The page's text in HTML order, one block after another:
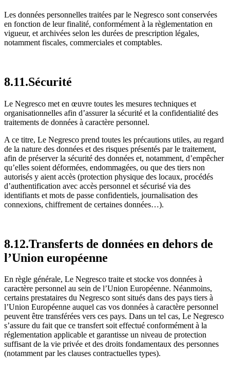
Les données personnelles traitées par le Negresco sont conservées
en fonction de leur finalité, conformément à la règlementation en
vigueur, et archivées selon les durées de prescription légales,
notamment fiscales, commerciales et comptables.
8.11.Sécurité
Le Negresco met en œuvre toutes les mesures techniques et
organisationnelles afin d’assurer la sécurité et la confidentialité des
traitements de données à caractère personnel.
A ce titre, Le Negresco prend toutes les précautions utiles, au regard
de la nature des données et des risques présentés par le traitement,
afin de préserver la sécurité des données et, notamment, d’empêcher
qu’elles soient déformées, endommagées, ou que des tiers non
autorisés y aient accès (protection physique des locaux, procédés
d’authentification avec accès personnel et sécurisé via des
identifiants et mots de passe confidentiels, journalisation des
connexions, chiffrement de certaines données…).
8.12.Transferts de données en dehors de
l’Union européenne
En règle générale, Le Negresco traite et stocke vos données à
caractère personnel au sein de l’Union Européenne. Néanmoins,
certains prestataires du Negresco sont situés dans des pays tiers à
l’Union Européenne auquel cas vos données à caractère personnel
peuvent être transférées vers ces pays. Dans un tel cas, Le Negresco
s’assure du fait que ce transfert soit effectué conformément à la
réglementation applicable et garantisse un niveau de protection
suffisant de la vie privée et des droits fondamentaux des personnes
(notamment par les clauses contractuelles types).